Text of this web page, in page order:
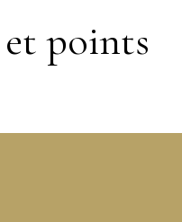
points